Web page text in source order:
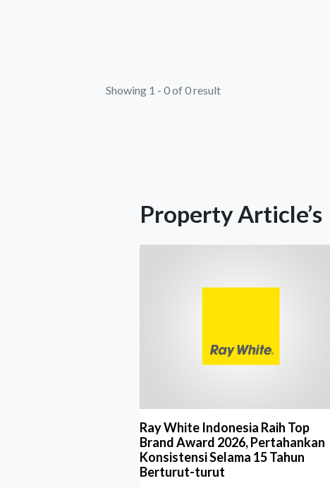
Showing 1 - 0 of 0 result
Property Article’s
Ray White Indonesia Raih Top
Brand Award 2026, Pertahankan
Konsistensi Selama 15 Tahun
Berturut-turut